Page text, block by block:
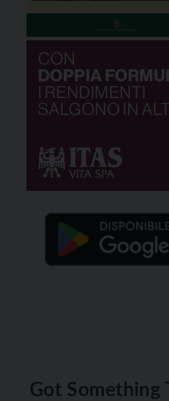
Got Something